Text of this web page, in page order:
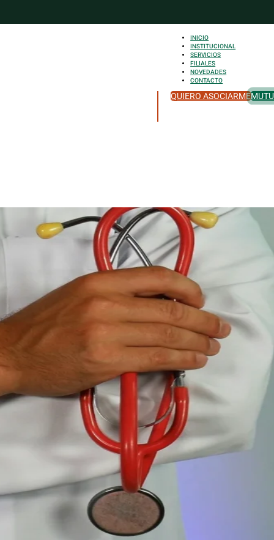
INICIO
INSTITUCIONAL
SERVICIOS
FILIALES
NOVEDADES
CONTACTO
QUIERO ASOCIARME